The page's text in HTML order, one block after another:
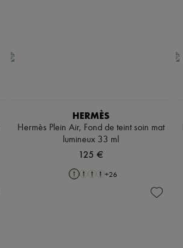
HERMÈS
Hermès Plein Air, Fond de teint soin mat
lumineux 33 ml
125 €
+26